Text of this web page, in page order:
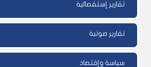
تقارير إستقصائية
تقارير صوتية
سياسة وإقتصاد